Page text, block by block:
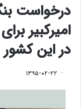
درخواست
امیرکبیر
در این کشور
۱۳۹۵-۰۲-۲۲